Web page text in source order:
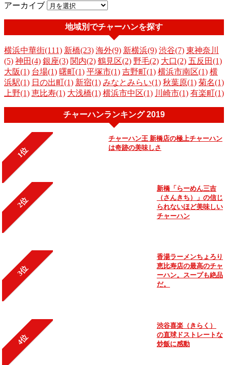
アーカイブ
地域別でチャーハンを探す
横浜中華街(111) 新橋(23) 海外(9) 新横浜(9) 渋谷(7) 東神奈川
(5) 神田(4) 銀座(3) 関内(2) 鶴見区(2) 野毛(2) 大口(2) 五反田(1)
大阪(1) 台場(1) 曙町(1) 平塚市(1) 吉野町(1) 横浜市南区(1) 横
浜駅(1) 日の出町(1) 新宿(1) みなとみらい(1) 秋葉原(1) 菊名(1)
上野(1) 恵比寿(1) 大浅橋(1) 横浜市中区(1) 川崎市(1) 有楽町(1)
チャーハンランキング 2019
1位
チャーハン王 新橋店の極上チャーハン
は奇跡の美味しさ
2位
新橋「らーめん三吉
（さんきち）」の信じ
られないほど美味しい
チャーハン
3位
香湯ラーメンちょろり
恵比寿店の最高のチャ
ーハン。スープも絶品
だ。
4位
渋谷喜楽（きらく）
の直球ドストレートな
炒飯に感動